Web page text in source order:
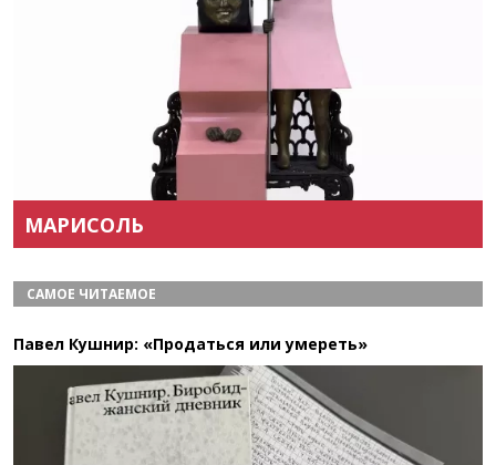
МАРИСОЛЬ
САМОЕ ЧИТАЕМОЕ
Павел Кушнир: «Продаться или умереть»